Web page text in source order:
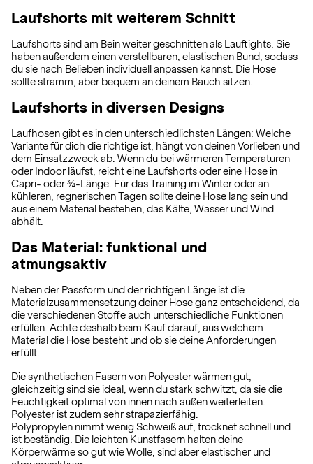
Laufshorts mit weiterem Schnitt
Laufshorts sind am Bein weiter geschnitten als Lauftights. Sie
haben außerdem einen verstellbaren, elastischen Bund, sodass
du sie nach Belieben individuell anpassen kannst. Die Hose
sollte stramm, aber bequem an deinem Bauch sitzen.
Laufshorts in diversen Designs
Laufhosen gibt es in den unterschiedlichsten Längen: Welche
Variante für dich die richtige ist, hängt von deinen Vorlieben und
dem Einsatzzweck ab. Wenn du bei wärmeren Temperaturen
oder Indoor läufst, reicht eine Laufshorts oder eine Hose in
Capri- oder ¾-Länge. Für das Training im Winter oder an
kühleren, regnerischen Tagen sollte deine Hose lang sein und
aus einem Material bestehen, das Kälte, Wasser und Wind
abhält.
Das Material: funktional und
atmungsaktiv
Neben der Passform und der richtigen Länge ist die
Materialzusammensetzung deiner Hose ganz entscheidend, da
die verschiedenen Stoffe auch unterschiedliche Funktionen
erfüllen. Achte deshalb beim Kauf darauf, aus welchem
Material die Hose besteht und ob sie deine Anforderungen
erfüllt.
Die synthetischen Fasern von Polyester wärmen gut,
gleichzeitig sind sie ideal, wenn du stark schwitzt, da sie die
Feuchtigkeit optimal von innen nach außen weiterleiten.
Polyester ist zudem sehr strapazierfähig.
Polypropylen nimmt wenig Schweiß auf, trocknet schnell und
ist beständig. Die leichten Kunstfasern halten deine
Körperwärme so gut wie Wolle, sind aber elastischer und